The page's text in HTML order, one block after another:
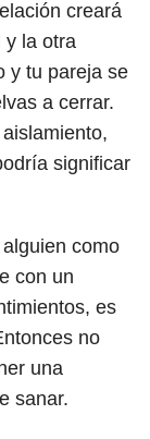
creará
y la otra
y tu pareja se
a cerrar.
significar
como
con un
es
no
una
sanar.